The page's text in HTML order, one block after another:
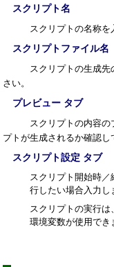
スクリプト名
スクリプトの名称を
スクリプトファイル名
スクリプトの生成
さい。
プレビュー タブ
スクリプトの内容の
プトが生成されるか確認し
スクリプト設定 タブ
スクリプト開始時
行したい場合入力し
スクリプトの実行は
環境変数が使用でき